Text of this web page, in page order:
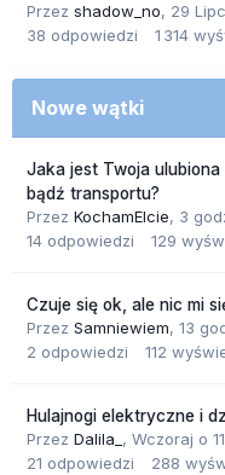
Przez shadow_no, 29
38 odpowiedzi 1 314
Nowe wątki
Jaka jest Twoja
bądź transportu?
Przez KochamElcie, 3
14 odpowiedzi 129
Czuje się ok, ale nic mi
Przez Samniewiem, 13
2 odpowiedzi 112
Hulajnogi elektryczne i
Przez Dalila_ , Wczoraj o
21 odpowiedzi 288